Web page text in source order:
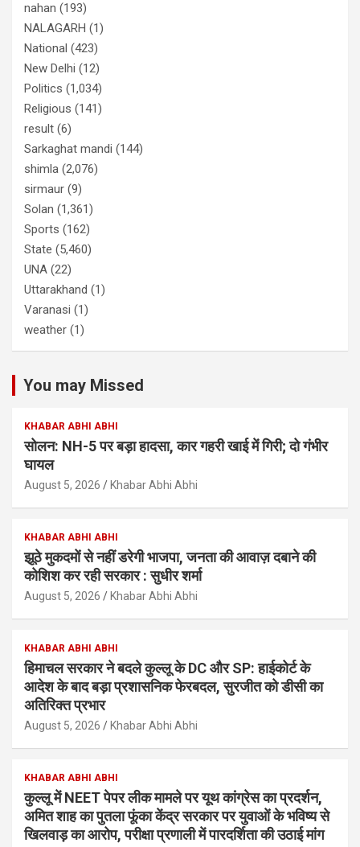
nahan (193)
NALAGARH (1)
National (423)
New Delhi (12)
Politics (1,034)
Religious (141)
result (6)
Sarkaghat mandi (144)
shimla (2,076)
sirmaur (9)
Solan (1,361)
Sports (162)
State (5,460)
UNA (22)
Uttarakhand (1)
Varanasi (1)
weather (1)
You may Missed
KHABAR ABHI ABHI
सोलन: NH-5 पर बड़ा हादसा, कार गहरी खाई में गिरी; दो गंभीर
घायल
August 5, 2026 Khabar Abhi Abhi
KHABAR ABHI ABHI
झूठे मुकदमों से नहीं डरेगी भाजपा, जनता की आवाज़ दबाने की
कोशिश कर रही सरकार : सुधीर शर्मा
August 5, 2026 Khabar Abhi Abhi
KHABAR ABHI ABHI
हिमाचल सरकार ने बदले कुल्लू के DC और SP: हाईकोर्ट के
आदेश के बाद बड़ा प्रशासनिक फेरबदल, सुरजीत को डीसी का
अतिरिक्त प्रभार
August 5, 2026 Khabar Abhi Abhi
KHABAR ABHI ABHI
कुल्लू में NEET पेपर लीक मामले पर यूथ कांग्रेस का प्रदर्शन,
अमित शाह का पुतला फूंका केंद्र सरकार पर युवाओं के भविष्य से
खिलवाड़ का आरोप, परीक्षा प्रणाली में पारदर्शिता की उठाई मांग